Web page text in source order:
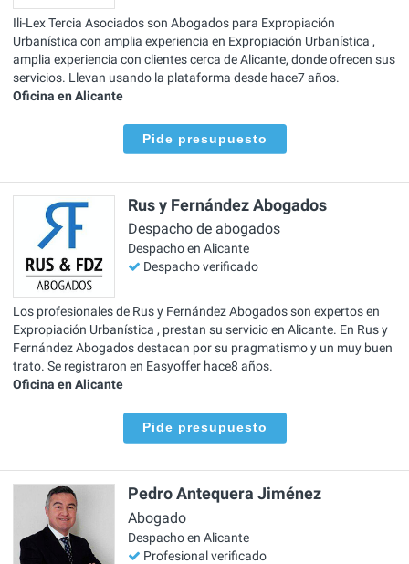
Ili-Lex Tercia Asociados son Abogados para Expropiación
Urbanística con amplia experiencia en Expropiación Urbanística ,
amplia experiencia con clientes cerca de Alicante, donde ofrecen sus
servicios. Llevan usando la plataforma desde hace7 años.
Oficina en Alicante
Pide presupuesto
Rus y Fernández Abogados
Despacho de abogados
Despacho en Alicante
Despacho verificado
Los profesionales de Rus y Fernández Abogados son expertos en
Expropiación Urbanística , prestan su servicio en Alicante. En Rus y
Fernández Abogados destacan por su pragmatismo y un muy buen
trato. Se registraron en Easyoffer hace8 años.
Oficina en Alicante
Pide presupuesto
Pedro Antequera Jiménez
Abogado
Despacho en Alicante
Profesional verificado